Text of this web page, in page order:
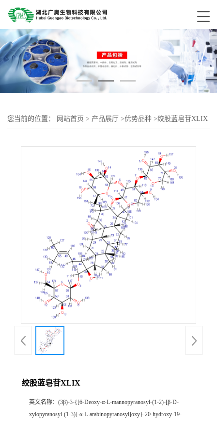
您当前的位置： 网站首页 > 产品展厅 >优势品种 >绞股蓝皂苷XLIX
绞股蓝皂苷XLIX
英文名称： (3β)-3-{[6-Deoxy-α-L-mannopyranosyl-(1-2)-[β-D-
xylopyranosyl-(1-3)]-α-L-arabinopyranosyl]oxy}-20-hydroxy-19-